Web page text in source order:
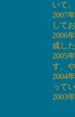
いて。
2007
して
2006
成し
2005
す。
2004
って
2003